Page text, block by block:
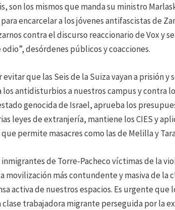
son los mismos que manda su ministro
encarcelar a los jóvenes antifascistas de
contra el discurso reaccionario de Vox y
desórdenes públicos y coacciones.
que las Seis de la Suiza vayan a prisión y
antidisturbios a nuestros campus y contra
genocida de Israel, aprueba los
leyes de extranjería, mantiene los CIES y
permite masacres como las de Melilla y
de Torre-Pacheco víctimas de la
movilización más contundente y masiva de la
activa de nuestros espacios. Es urgente que
trabajadora migrante perseguida por la